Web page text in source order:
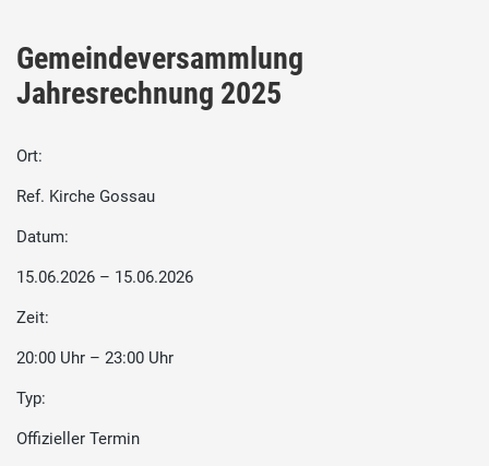
Gemeindeversammlung
Jahresrechnung 2025
Ort:
Ref. Kirche Gossau
Datum:
15.06.2026 – 15.06.2026
Zeit:
20:00 Uhr – 23:00 Uhr
Typ:
Offizieller Termin